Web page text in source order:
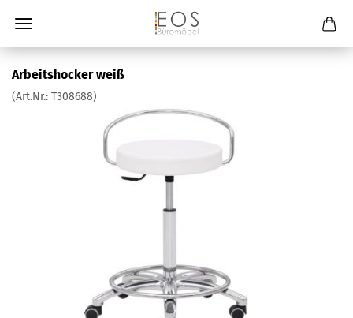
Arbeitshocker weiß
(Art.Nr.: T308688)